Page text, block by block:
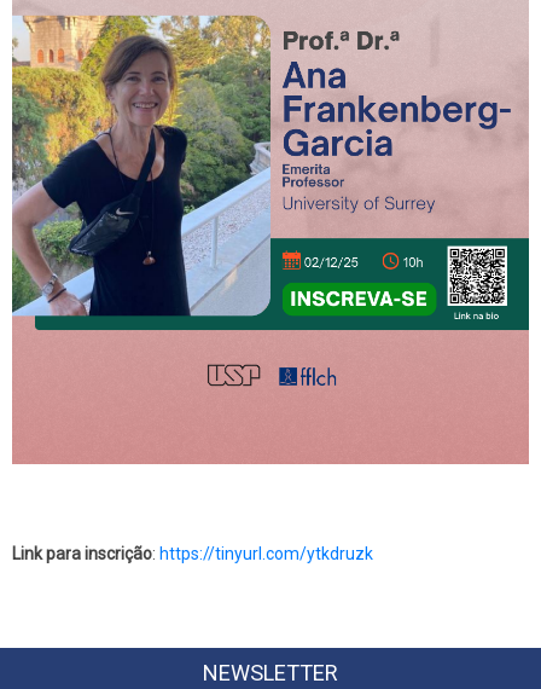
Link para inscrição: https://tinyurl.com/ytkdruzk
NEWSLETTER